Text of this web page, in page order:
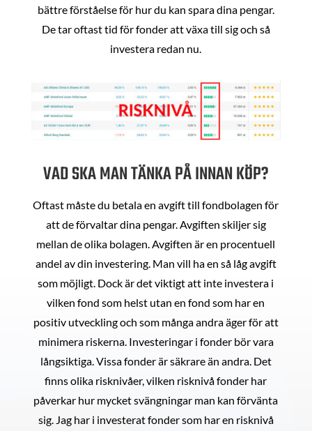
bättre förståelse för hur du kan spara dina pengar.
De tar oftast tid för fonder att växa till sig och så
investera redan nu.
VAD SKA MAN TÄNKA PÅ INNAN KÖP?
Oftast måste du betala en avgift till fondbolagen för
att de förvaltar dina pengar. Avgiften skiljer sig
mellan de olika bolagen. Avgiften är en procentuell
andel av din investering. Man vill ha en så låg avgift
som möjligt. Dock är det viktigt att inte investera i
vilken fond som helst utan en fond som har en
positiv utveckling och som många andra äger för att
minimera riskerna. Investeringar i fonder bör vara
långsiktiga. Vissa fonder är säkrare än andra. Det
finns olika risknivåer, vilken risknivå fonder har
påverkar hur mycket svängningar man kan förvänta
sig. Jag har i investerat fonder som har en risknivå